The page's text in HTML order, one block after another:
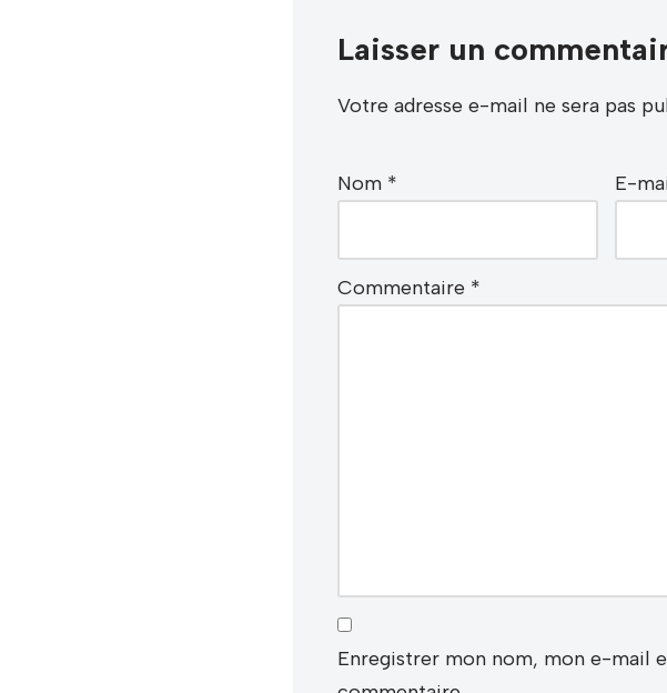
Laisser un
Votre adresse e-mail ne sera pas
Nom * E-
Commentaire *
Enregistrer mon nom, mon e-mail